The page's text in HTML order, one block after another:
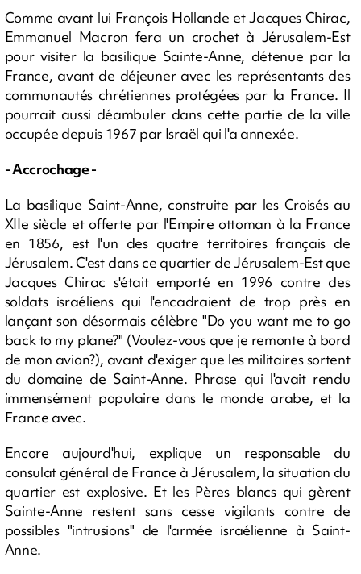
Comme avant lui François Hollande et Jacques Chirac,
Emmanuel Macron fera un crochet à Jérusalem-Est
pour visiter la basilique Sainte-Anne, détenue par la
France, avant de déjeuner avec les représentants des
communautés chrétiennes protégées par la France. Il
pourrait aussi déambuler dans cette partie de la ville
occupée depuis 1967 par Israël qui l'a annexée.
- Accrochage -
La basilique Saint-Anne, construite par les Croisés au
XIIe siècle et offerte par l'Empire ottoman à la France
en 1856, est l'un des quatre territoires français de
Jérusalem. C'est dans ce quartier de Jérusalem-Est que
Jacques Chirac s'était emporté en 1996 contre des
soldats israéliens qui l'encadraient de trop près en
lançant son désormais célèbre "Do you want me to go
back to my plane?" (Voulez-vous que je remonte à bord
de mon avion?), avant d'exiger que les militaires sortent
du domaine de Saint-Anne. Phrase qui l'avait rendu
immensément populaire dans le monde arabe, et la
France avec.
Encore aujourd'hui, explique un responsable du
consulat général de France à Jérusalem, la situation du
quartier est explosive. Et les Pères blancs qui gèrent
Sainte-Anne restent sans cesse vigilants contre de
possibles "intrusions" de l'armée israélienne à Saint-
Anne.